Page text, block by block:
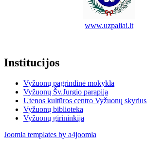
www.uzpaliai.lt
Institucijos
Vyžuonų pagrindinė mokykla
Vyžuonų Šv.Jurgio parapija
Utenos kultūros centro Vyžuonų skyrius
Vyžuonų biblioteka
Vyžuonų girininkija
Joomla templates by a4joomla